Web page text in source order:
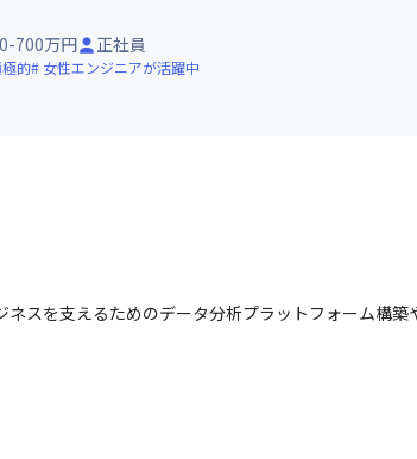
700万円 正社員
的 女性エンジニアが活躍中
スを支えるためのデータ分析プラットフォーム構築